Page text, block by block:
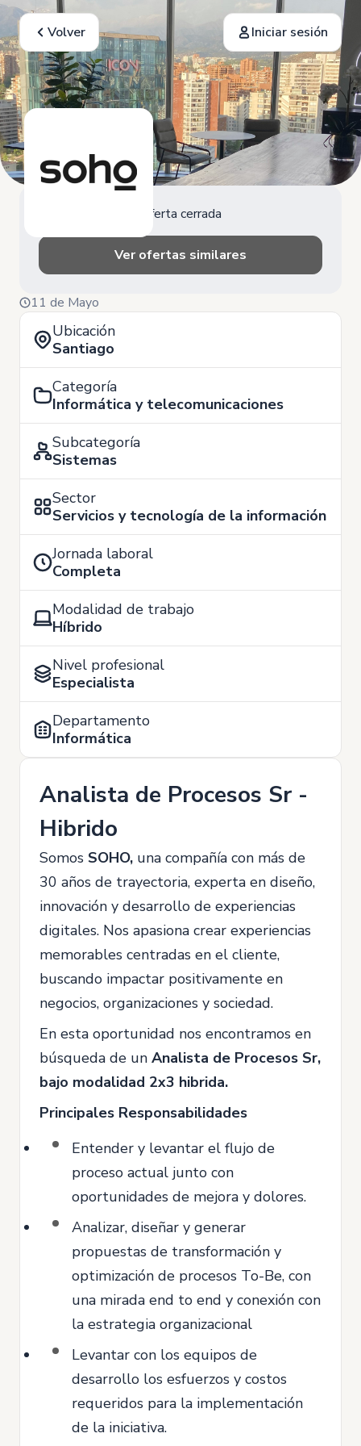
Volver Iniciar sesión
Oferta cerrada
Ver ofertas similares
11 de Mayo
Ubicación
Santiago
Categoría
Informática y telecomunicaciones
Subcategoría
Sistemas
Sector
Servicios y tecnología de la información
Jornada laboral
Completa
Modalidad de trabajo
Híbrido
Nivel profesional
Especialista
Departamento
Informática
Analista de Procesos Sr -
Hibrido
Somos SOHO, una compañía con más de
30 años de trayectoria, experta en diseño,
innovación y desarrollo de experiencias
digitales. Nos apasiona crear experiencias
memorables centradas en el cliente,
buscando impactar positivamente en
negocios, organizaciones y sociedad.
En esta oportunidad nos encontramos en
búsqueda de un Analista de Procesos Sr,
bajo modalidad 2x3 hibrida.
Principales Responsabilidades
Entender y levantar el flujo de
proceso actual junto con
oportunidades de mejora y dolores.
Analizar, diseñar y generar
propuestas de transformación y
optimización de procesos To-Be, con
una mirada end to end y conexión con
la estrategia organizacional
Levantar con los equipos de
desarrollo los esfuerzos y costos
requeridos para la implementación
de la iniciativa.